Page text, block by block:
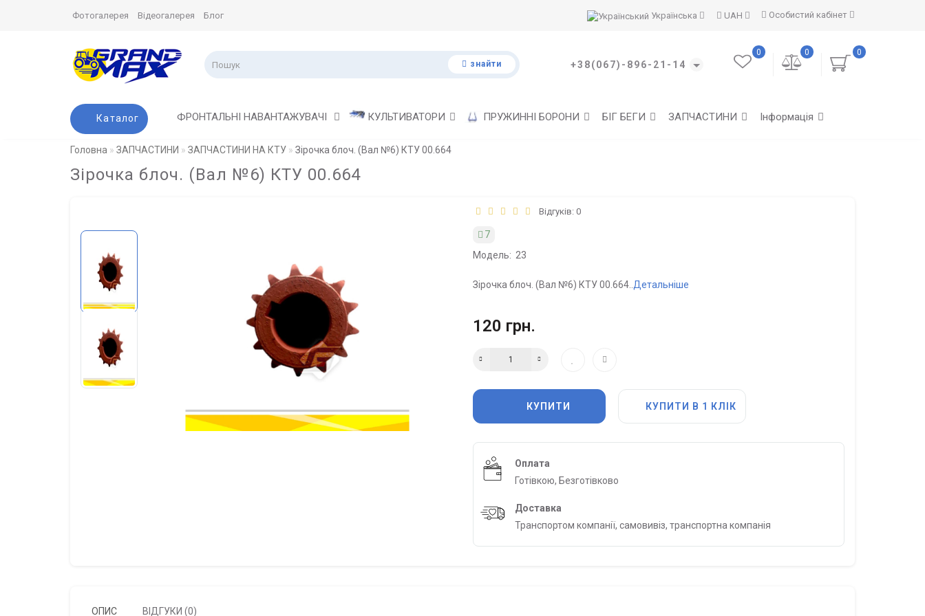
Особистий кабінет
UAH
Українська
Фотогалерея Відеогалерея Блог
знайти +38(067)-896-21-14
0
0
0
Каталог ФРОНТАЛЬНІ НАВАНТАЖУВАЧІ КУЛЬТИВАТОРИ ПРУЖИННІ БОРОНИ БІГ БЕГИ ЗАПЧАСТИНИ Інформація
Головна ЗАПЧАСТИНИ ЗАПЧАСТИНИ НА КТУ Зірочка блоч. (Вал №6) КТУ 00.664
Зірочка блоч. (Вал №6) КТУ 00.664
Відгуків: 0
7
Модель: 23
Зірочка блоч. (Вал №6) КТУ 00.664.. Детальніше
120 грн.
КУПИТИ КУПИТИ В 1 КЛІК
Оплата
Готівкою, Безготівково
Доставка
Транспортом компанії, самовивіз, транспортна компанія
ОПИС ВІДГУКИ (0)